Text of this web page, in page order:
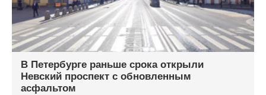
В Петербурге раньше срока открыли
Невский проспект с обновленным
асфальтом